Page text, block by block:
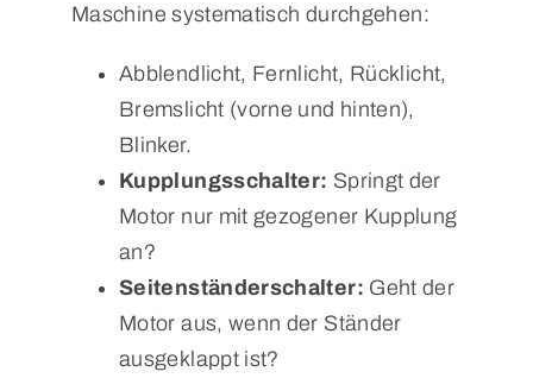
Maschine systematisch durchgehen:
Abblendlicht, Fernlicht, Rücklicht,
Bremslicht (vorne und hinten),
Blinker.
Kupplungsschalter: Springt der
Motor nur mit gezogener Kupplung
an?
Seitenständerschalter: Geht der
Motor aus, wenn der Ständer
ausgeklappt ist?